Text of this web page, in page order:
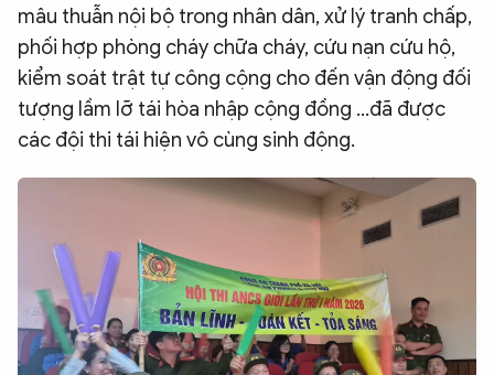
mâu thuẫn nội bộ trong nhân dân, xử lý tranh chấp,
phối hợp phòng cháy chữa cháy, cứu nạn cứu hộ,
kiểm soát trật tự công cộng cho đến vận động đối
tượng lầm lỡ tái hòa nhập cộng đồng ...đã được
các đội thi tái hiện vô cùng sinh động.